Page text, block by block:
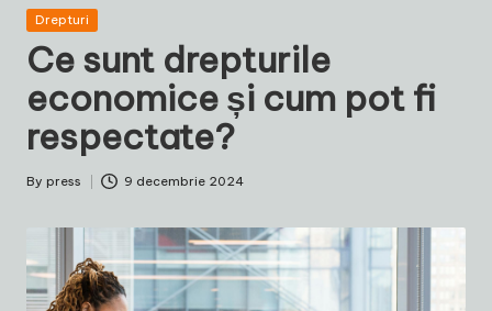
Schimbarea
Noastră!
Posted
Drepturi
Ce sunt drepturile
economice și cum pot fi
respectate?
Posted
By press 9 decembrie 2024